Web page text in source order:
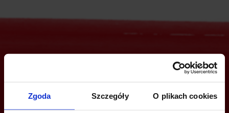
Zgoda Szczegóły O plikach cookies
Are you interested in this offer?